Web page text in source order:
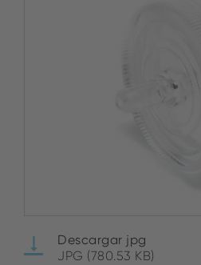
Descargar jpg
JPG (780.53 KB)